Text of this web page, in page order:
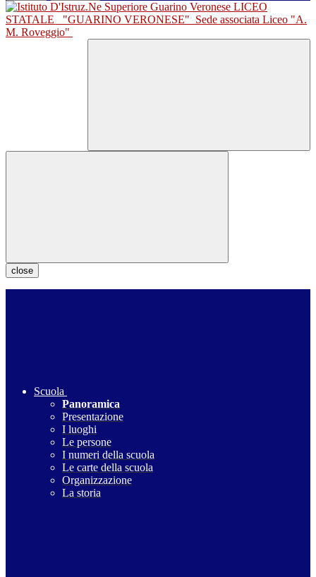
LICEO
STATALE
"GUARINO VERONESE" Sede associata Liceo "A.
M. Roveggio"
close
Scuola
Panoramica
Presentazione
I luoghi
Le persone
I numeri della scuola
Le carte della scuola
Organizzazione
La storia